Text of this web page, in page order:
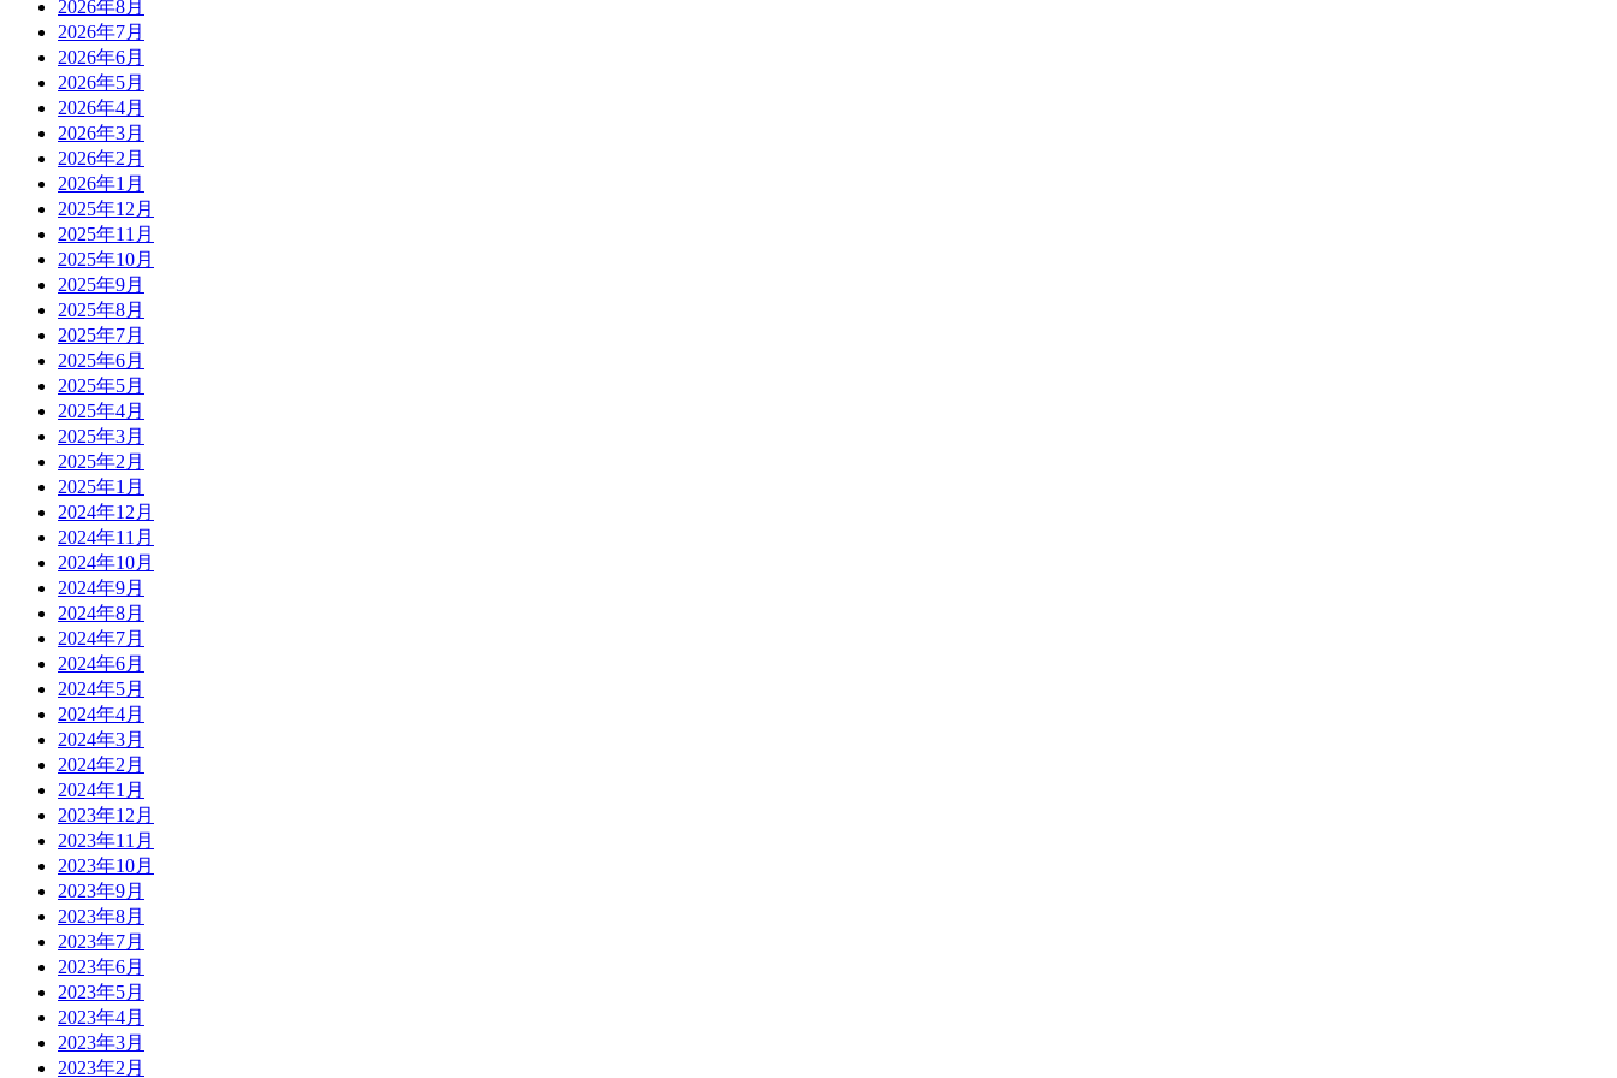
2026年8月
2026年7月
2026年6月
2026年5月
2026年4月
2026年3月
2026年2月
2026年1月
2025年12月
2025年11月
2025年10月
2025年9月
2025年8月
2025年7月
2025年6月
2025年5月
2025年4月
2025年3月
2025年2月
2025年1月
2024年12月
2024年11月
2024年10月
2024年9月
2024年8月
2024年7月
2024年6月
2024年5月
2024年4月
2024年3月
2024年2月
2024年1月
2023年12月
2023年11月
2023年10月
2023年9月
2023年8月
2023年7月
2023年6月
2023年5月
2023年4月
2023年3月
2023年2月